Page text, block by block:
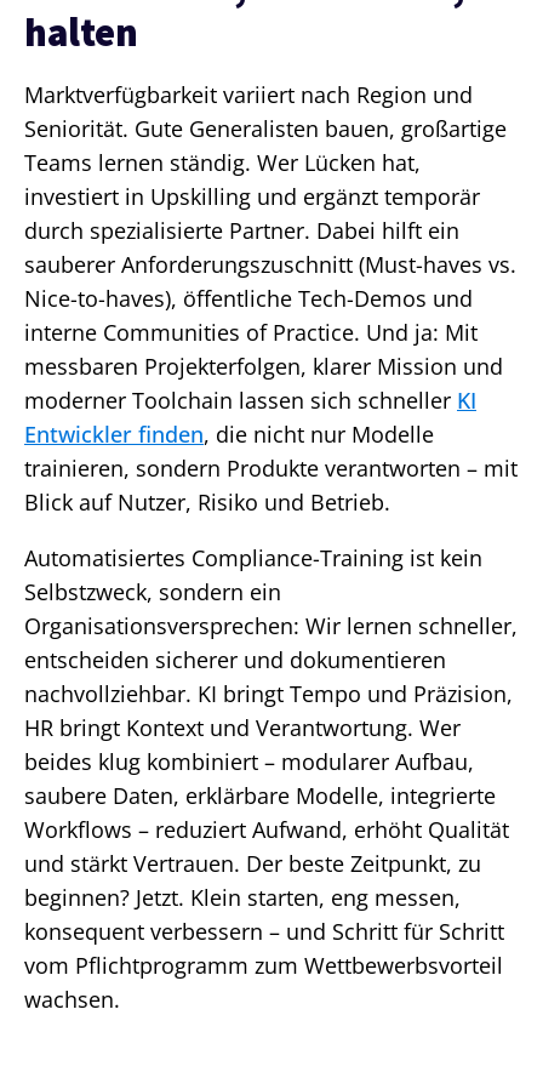
halten
Marktverfügbarkeit variiert nach Region und
Seniorität. Gute Generalisten bauen, großartige
Teams lernen ständig. Wer Lücken hat,
investiert in Upskilling und ergänzt temporär
durch spezialisierte Partner. Dabei hilft ein
sauberer Anforderungszuschnitt (Must-haves vs.
Nice-to-haves), öffentliche Tech-Demos und
interne Communities of Practice. Und ja: Mit
messbaren Projekterfolgen, klarer Mission und
moderner Toolchain lassen sich schneller KI
Entwickler finden, die nicht nur Modelle
trainieren, sondern Produkte verantworten – mit
Blick auf Nutzer, Risiko und Betrieb.
Automatisiertes Compliance-Training ist kein
Selbstzweck, sondern ein
Organisationsversprechen: Wir lernen schneller,
entscheiden sicherer und dokumentieren
nachvollziehbar. KI bringt Tempo und Präzision,
HR bringt Kontext und Verantwortung. Wer
beides klug kombiniert – modularer Aufbau,
saubere Daten, erklärbare Modelle, integrierte
Workflows – reduziert Aufwand, erhöht Qualität
und stärkt Vertrauen. Der beste Zeitpunkt, zu
beginnen? Jetzt. Klein starten, eng messen,
konsequent verbessern – und Schritt für Schritt
vom Pflichtprogramm zum Wettbewerbsvorteil
wachsen.